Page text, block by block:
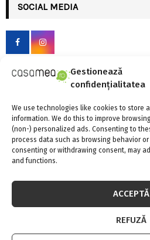
Gestionează
confidențialitatea
We use technologies like cookies to store
information. We do this to improve
(non-) personalized ads. Consenting to
process data such as browsing behavior
consenting or withdrawing consent, may
and functions.
ACCEPTĂ
REFUZĂ
h
f
r
SOCIAL MEDIA
FII LA CURENT CU NOUTATILE
INSTAGRAM
Please enter an Access Token
CELE MAI CITITE